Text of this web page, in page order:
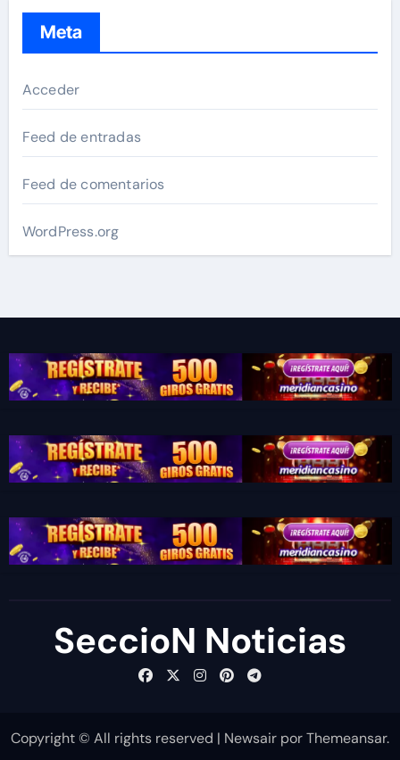
Meta
Acceder
Feed de entradas
Feed de comentarios
WordPress.org
SeccioN Noticias
Copyright © All rights reserved | Newsair porThemeansar.